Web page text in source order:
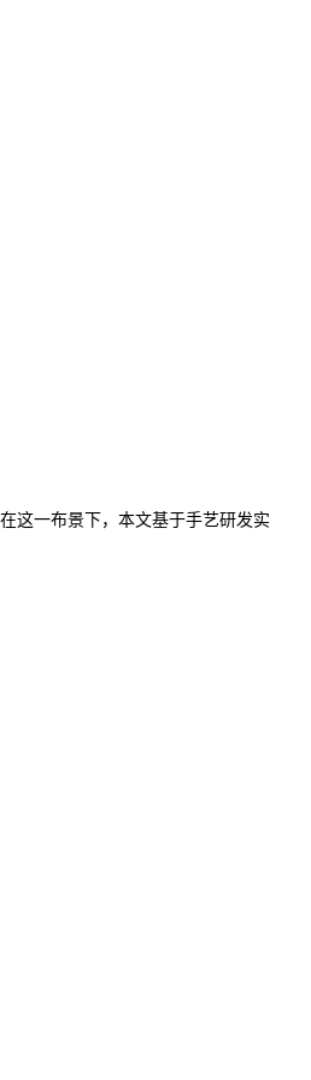
这一布景下，本文基于手艺研发实